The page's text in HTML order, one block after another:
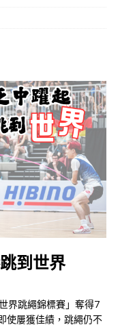
到世界
界跳繩錦標賽」奪得7
使屢獲佳績，跳繩仍不